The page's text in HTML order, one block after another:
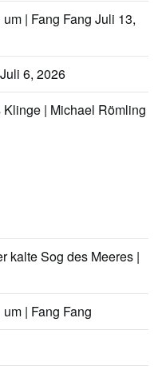
| Fang Fang Juli 13,
Juli 6, 2026
| Michael Römling
kalte Sog des Meeres |
| Fang Fang